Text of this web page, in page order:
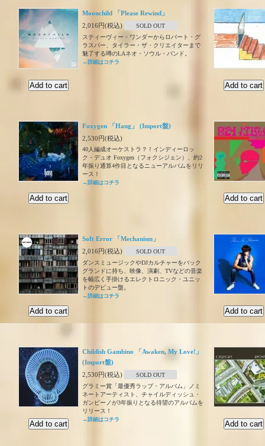
Moonchild 「Please Rewind」
2,016円(税込)
SOLD OUT
スティーヴィー・ワンダーからロバート・グ
ラスパー、タイラー・ザ・クリエイターまで
魅了する噂のLAネオ・ソウル・バンド。
→詳細はコチラ
Foxygen 「Hang」 (Import盤)
2,530円(税込)
40人編成オーケストラ？！インディーロッ
ク・デュオ Foxygen（フォクシジェン）、約2
年振り通算4作目となるニューアルバムをリリ
ース！
→詳細はコチラ
Soft Error 「Mechanism」
2,016円(税込)
SOLD OUT
ダンスミュージックやDJカルチャーをバック
グランドに持ち、映像、演劇、TVなどの音楽
を幅広く手掛けるエレクトロニック・ユニッ
トのデビュー盤。
→詳細はコチラ
Childish Gambino 「Awaken, My Love!」
(Import盤)
2,530円(税込)
SOLD OUT
グラミー賞「最優秀ラップ・アルバム」ノミ
ネートアーティスト、チャイルディッシュ・
ガンビーノが3年振りとなる待望のアルバムを
リリース！
→詳細はコチラ